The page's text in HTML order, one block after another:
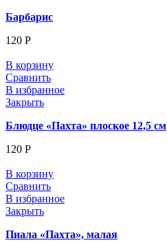
Барбарис
120 Р
В корзину
Сравнить
В избранное
Закрыть
Блюдце «Пахта» плоское 12,5 см
120 Р
В корзину
Сравнить
В избранное
Закрыть
Пиала «Пахта», малая